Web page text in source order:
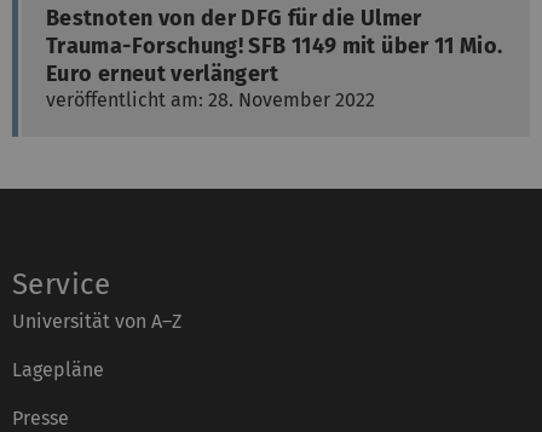
Bestnoten von der DFG für die Ulmer
Trauma-Forschung! SFB 1149 mit über 11 Mio.
Euro erneut verlängert
veröffentlicht am: 28. November 2022
Service
Universität von A–Z
Lagepläne
Presse